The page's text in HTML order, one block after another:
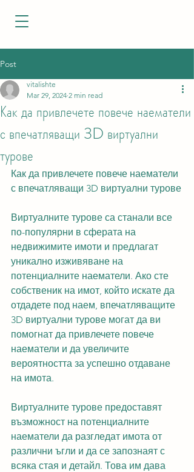
Post
Как да привлечете повече наематели
с впечатляващи 3D виртуални
турове
vitalishte
Mar 29, 2024 2 min read
Как да привлечете повече наематели
с впечатляващи 3D виртуални турове
Виртуалните турове са станали все
по-популярни в сферата на
недвижимите имоти и предлагат
уникално изживяване на
потенциалните наематели. Ако сте
собственик на имот, който искате да
отдадете под наем, впечатляващите
3D виртуални турове могат да ви
помогнат да привлечете повече
наематели и да увеличите
вероятността за успешно отдаване
на имота.
Виртуалните турове предоставят
възможност на потенциалните
наематели да разгледат имота от
различни ъгли и да се запознаят с
всяка стая и детайл. Това им дава